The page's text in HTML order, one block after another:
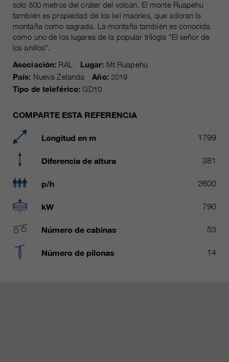
solo 500 metros del cráter del volcán. El monte Ruapehu
también es propiedad de los iwi maoríes, que adoran la
montaña como sagrada. La montaña también es conocida
como uno de los lugares de la popular trilogía "El señor de
los anillos".
Asociación: RAL Lugar: Mt Ruapehu
País: Nueva Zelanda Año:2019
Tipo de teleférico: GD10
COMPARTE ESTA REFERENCIA
Longitud en m 1799
Diferencia de altura 381
p/h 2600
kW 790
Número de cabinas 53
Número de pilonas 14
fin
Usado para proteger contra el
spam causado por los spam-bots.
proveedor sgalinski Cookie Opt In
Name
__utmc, __utmd, __utmz
proveedor Google Analytics
duración
Jahren und 6 Monaten oder noch
kürzer.
diversos tipos de información de
y no personal. Para más
privacidad de Google Analytics en
clientes/ socios.